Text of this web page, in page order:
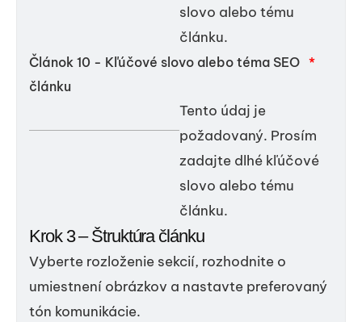
slovo alebo tému
článku.
*
Článok 10 - Kľúčové slovo alebo téma SEO
článku
Tento údaj je
požadovaný. Prosím
zadajte dlhé kľúčové
slovo alebo tému
článku.
Krok 3 – Štruktúra článku
Vyberte rozloženie sekcií, rozhodnite o
umiestnení obrázkov a nastavte preferovaný
tón komunikácie.